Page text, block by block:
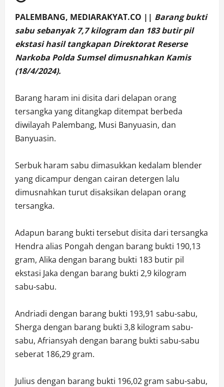
PALEMBANG, MEDIARAKYAT.CO || Barang bukti
sabu sebanyak 7,7 kilogram dan 183 butir pil
ekstasi hasil tangkapan Direktorat Reserse
Narkoba Polda Sumsel dimusnahkan Kamis
(18/4/2024).
Barang haram ini disita dari delapan orang
tersangka yang ditangkap ditempat berbeda
diwilayah Palembang, Musi Banyuasin, dan
Banyuasin.
Serbuk haram sabu dimasukkan kedalam blender
yang dicampur dengan cairan detergen lalu
dimusnahkan turut disaksikan delapan orang
tersangka.
Adapun barang bukti tersebut disita dari tersangka
Hendra alias Pongah dengan barang bukti 190,13
gram, Alika dengan barang bukti 183 butir pil
ekstasi Jaka dengan barang bukti 2,9 kilogram
sabu-sabu.
Andriadi dengan barang bukti 193,91 sabu-sabu,
Sherga dengan barang bukti 3,8 kilogram sabu-
sabu, Afriansyah dengan barang bukti sabu-sabu
seberat 186,29 gram.
Julius dengan barang bukti 196,02 gram sabu-sabu,